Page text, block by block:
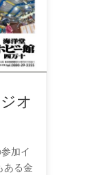
オ
加イ
ある金